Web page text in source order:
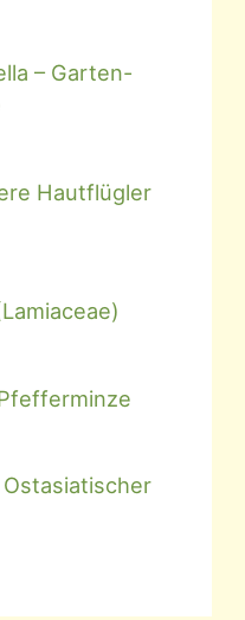
– Garten-
Hautflügler